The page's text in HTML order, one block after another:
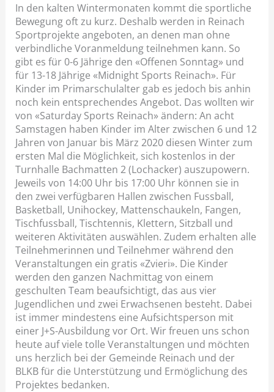
In den kalten Wintermonaten kommt die sportliche
Bewegung oft zu kurz. Deshalb werden in Reinach
Sportprojekte angeboten, an denen man ohne
verbindliche Voranmeldung teilnehmen kann. So
gibt es für 0-6 Jährige den «Offenen Sonntag» und
für 13-18 Jährige «Midnight Sports Reinach». Für
Kinder im Primarschulalter gab es jedoch bis anhin
noch kein entsprechendes Angebot. Das wollten wir
von «Saturday Sports Reinach» ändern: An acht
Samstagen haben Kinder im Alter zwischen 6 und 12
Jahren von Januar bis März 2020 diesen Winter zum
ersten Mal die Möglichkeit, sich kostenlos in der
Turnhalle Bachmatten 2 (Lochacker) auszupowern.
Jeweils von 14:00 Uhr bis 17:00 Uhr können sie in
den zwei verfügbaren Hallen zwischen Fussball,
Basketball, Unihockey, Mattenschaukeln, Fangen,
Tischfussball, Tischtennis, Klettern, Sitzball und
weiteren Aktivitäten auswählen. Zudem erhalten alle
Teilnehmerinnen und Teilnehmer während den
Veranstaltungen ein gratis «Zvieri». Die Kinder
werden den ganzen Nachmittag von einem
geschulten Team beaufsichtigt, das aus vier
Jugendlichen und zwei Erwachsenen besteht. Dabei
ist immer mindestens eine Aufsichtsperson mit
einer J+S-Ausbildung vor Ort. Wir freuen uns schon
heute auf viele tolle Veranstaltungen und möchten
uns herzlich bei der Gemeinde Reinach und der
BLKB für die Unterstützung und Ermöglichung des
Projektes bedanken.